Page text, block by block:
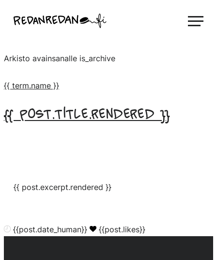
suoraan
Linda Saukko-Rauta, Redanredan Oy
piirrosvideoita
Arkisto avainsanalle is_archive
{{ term.name }}
{{ post.title.rendered }}
{{ post.excerpt.rendered }}
{{post.date_human}} {{post.likes}}